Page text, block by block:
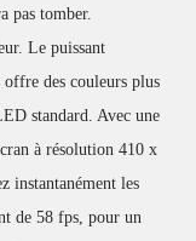
pas tomber.
Le puissant
des couleurs plus
standard. Avec une
à résolution 410 x
instantanément les
de 58 fps, pour un